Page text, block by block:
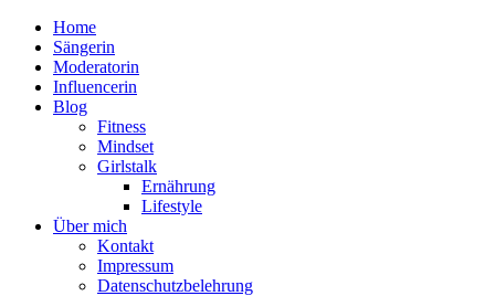
Home
Sängerin
Moderatorin
Influencerin
Blog
Fitness
Mindset
Girlstalk
Ernährung
Lifestyle
Über mich
Kontakt
Impressum
Datenschutzbelehrung